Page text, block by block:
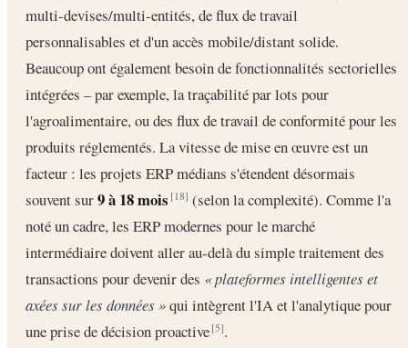
multi-devises/multi-entités, de flux de travail
personnalisables et d'un accès mobile/distant solide.
Beaucoup ont également besoin de fonctionnalités sectorielles
intégrées – par exemple, la traçabilité par lots pour
l'agroalimentaire, ou des flux de travail de conformité pour les
produits réglementés. La vitesse de mise en œuvre est un
facteur : les projets ERP médians s'étendent désormais
souvent sur9 à 18 mois [18] (selon la complexité). Comme l'a
noté un cadre, les ERP modernes pour le marché
intermédiaire doivent aller au-delà du simple traitement des
transactions pour devenir des « plateformes intelligentes et
axées sur les données »qui intègrent l'IA et l'analytique pour
une prise de décision proactive[5].